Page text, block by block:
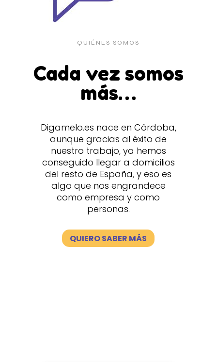
QUIÉNES SOMOS
Cada vez somos
más…
Digamelo.es nace en Córdoba,
aunque gracias al éxito de
nuestro trabajo, ya hemos
conseguido llegar a domicilios
del resto de España, y eso es
algo que nos engrandece
como empresa y como
personas.
QUIERO SABER MÁS